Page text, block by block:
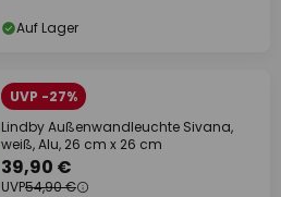
Auf Lager
UVP -27%
Lindby Außenwandleuchte Sivana,
weiß, Alu, 26 cm x 26 cm
39,90 €
UVP54,90 €